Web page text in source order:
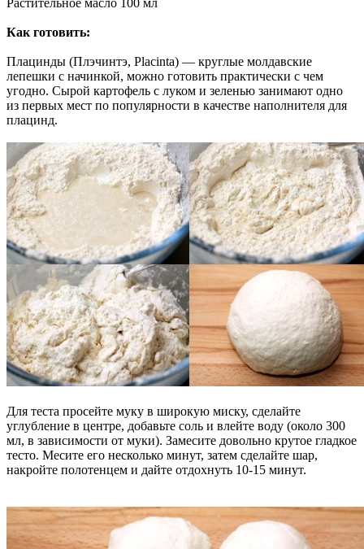
Растительное масло 100 мл
Как готовить:
Плацинды (Плэчинтэ, Placinta) — круглые молдавские
лепешки с начинкой, можно готовить практически с чем
угодно. Сырой картофель с луком и зеленью занимают одно
из первых мест по популярности в качестве наполнителя для
плацинд.
Для теста просейте муку в широкую миску, сделайте
углубление в центре, добавьте соль и влейте воду (около 300
мл, в зависимости от муки). Замесите довольно крутое гладкое
тесто. Месите его несколько минут, затем сделайте шар,
накройте полотенцем и дайте отдохнуть 10-15 минут.